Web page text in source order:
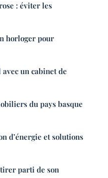
: éviter les
horloger pour
un cabinet de
du pays basque
d’énergie et solutions
parti de son